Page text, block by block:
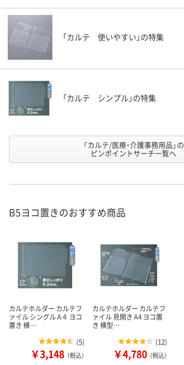
「カルテ 使いやすい」の特集
「カルテ シンプル」の特集
「カルテ/医療・介護事務用品」の
ピンポイントサーチ一覧へ
B5ヨコ置きのおすすめ商品
カルテホルダー カルテフ
ァイル シングル A４ ヨコ
置き 横…
(5)
￥3,148 （税込）
カルテホルダー カルテフ
ァイル 見開き A4 ヨコ置
き 横型…
(12)
￥4,780 （税込）